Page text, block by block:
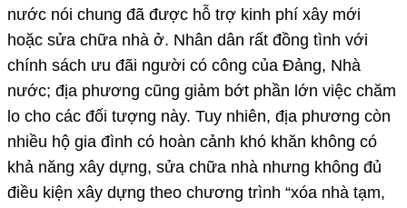
nước nói chung đã được hỗ trợ kinh phí xây mới
hoặc sửa chữa nhà ở. Nhân dân rất đồng tình với
chính sách ưu đãi người có công của Đảng, Nhà
nước; địa phương cũng giảm bớt phần lớn việc chăm
lo cho các đối tượng này. Tuy nhiên, địa phương còn
nhiều hộ gia đình có hoàn cảnh khó khăn không có
khả năng xây dựng, sửa chữa nhà nhưng không đủ
điều kiện xây dựng theo chương trình “xóa nhà tạm,